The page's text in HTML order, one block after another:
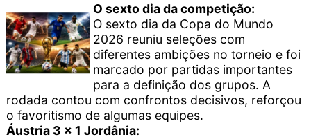
O sexto dia da competição:
O sexto dia da Copa do Mundo
2026 reuniu seleções com
diferentes ambições no torneio e foi
marcado por partidas importantes
para a definição dos grupos. A
rodada contou com confrontos decisivos, reforçou
o favoritismo de algumas equipes.
Áustria 3 x 1 Jordânia: